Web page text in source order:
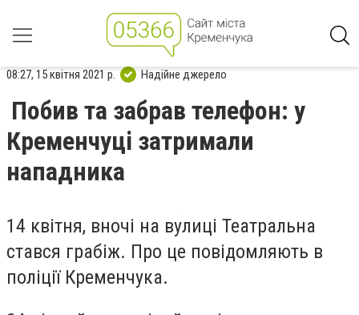
08:27, 15 квітня 2021 р. Надійне джерело
Побив та забрав телефон: у
Кременчуці затримали
нападника
14 квітня, вночі на вулиці Театральна
стався грабіж. Про це повідомляють в
поліції Кременчука.